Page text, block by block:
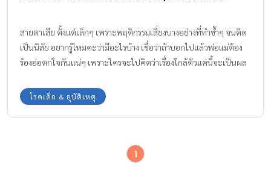
สายตาเสีย ตั้งแต่เล็กๆ เพราะพฤติกรรมเสี่ยงบางอย่างที่ทำซ้ำๆ จนติด
เป็นนิสัย อยากรู้ไหมคะว่ามีอะไรบ้าง เชื่อว่าถ้าบอกไปแล้วพ่อแม่ต้อง
ร้องอ่อตกใจกันแน่ๆ เพราะใครจะไปคิดว่าเรื่องใกล้ตัวแค่นี้จะเป็นผล
Kids จะพาไปดู 8 พฤติกรรมเสี่ยงทำลูกสายตาเสียกันค่ะ
โรคเด็ก & อุบัติเหตุ
1